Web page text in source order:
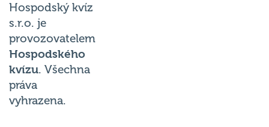
Hospodský kvíz
s.r.o. je
provozovatelem
Hospodského
kvízu. Všechna
práva
vyhrazena.